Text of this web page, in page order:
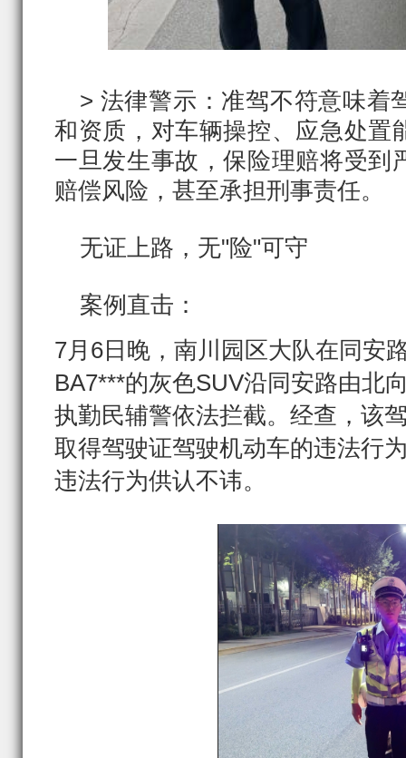
> 法律警示：准驾不符意味着
和资质，对车辆操控、应急处置
一旦发生事故，保险理赔将受到
赔偿风险，甚至承担刑事责任。
无证上路，无"险"可守
案例直击：
7月6日晚，南川园区大队在同安
BA7***的灰色SUV沿同安路由北
执勤民辅警依法拦截。经查，该
取得驾驶证驾驶机动车的违法行
违法行为供认不讳。